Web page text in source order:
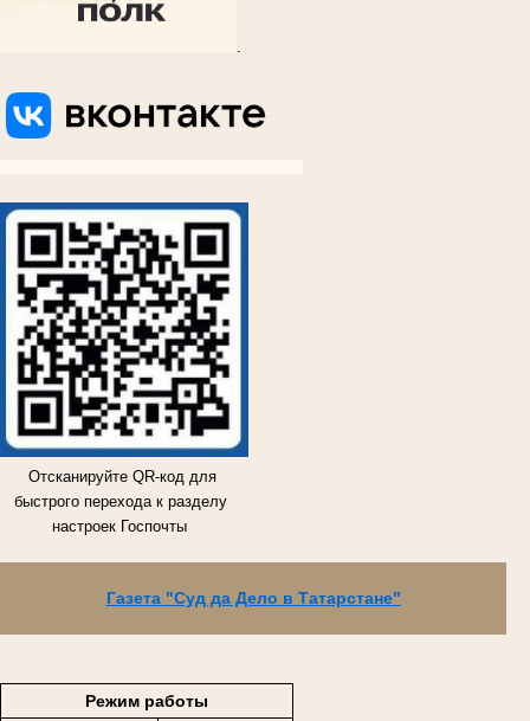
.
Отсканируйте QR-код для
быстрого перехода к разделу
настроек Госпочты
Газета "Суд да Дело в Татарстане"
Режим работы